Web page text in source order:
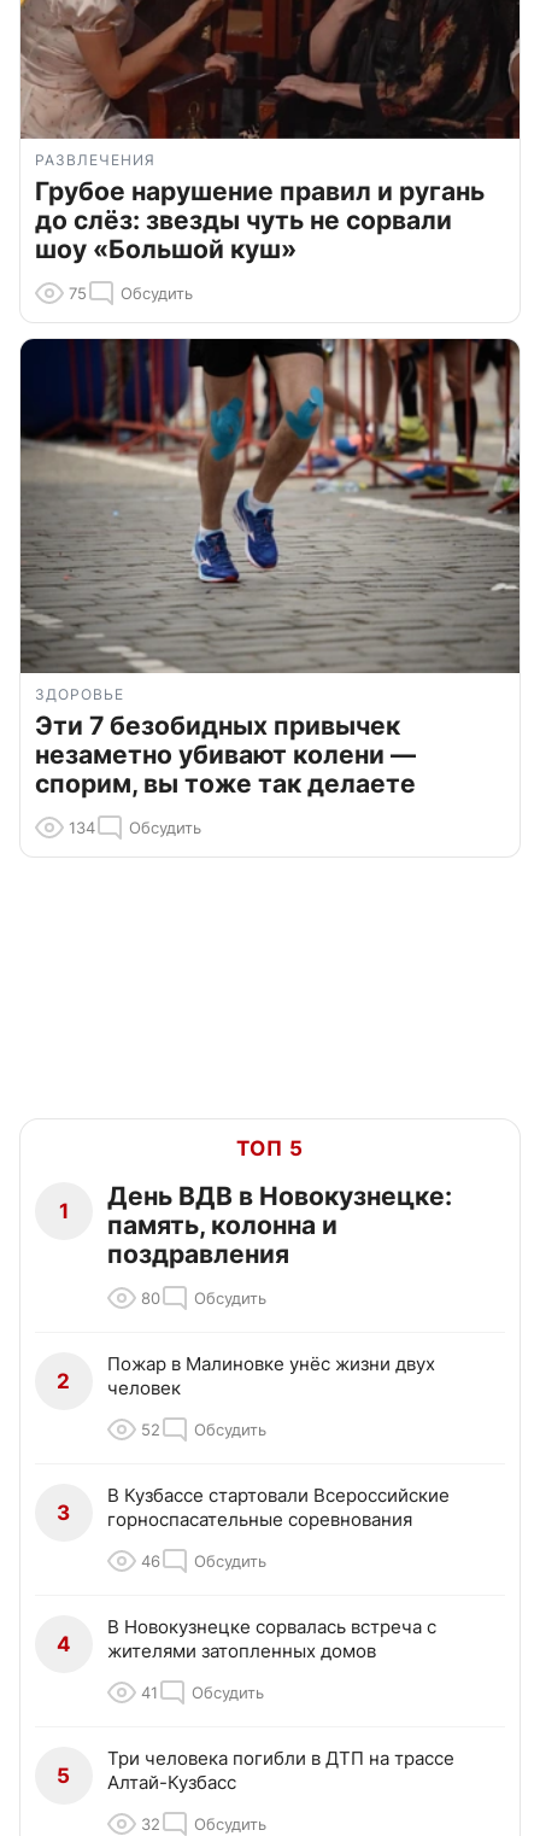
РАЗВЛЕЧЕНИЯ
Грубое нарушение правил и ругань
до слёз: звезды чуть не сорвали
шоу «Большой куш»
75 Обсудить
ЗДОРОВЬЕ
Эти 7 безобидных привычек
незаметно убивают колени —
спорим, вы тоже так делаете
134 Обсудить
ТОП 5
1
День ВДВ в Новокузнецке:
память, колонна и
поздравления
80 Обсудить
2
Пожар в Малиновке унёс жизни двух
человек
52 Обсудить
3
В Кузбассе стартовали Всероссийские
горноспасательные соревнования
46 Обсудить
4
В Новокузнецке сорвалась встреча с
жителями затопленных домов
41 Обсудить
5
Три человека погибли в ДТП на трассе
Алтай-Кузбасс
32 Обсудить